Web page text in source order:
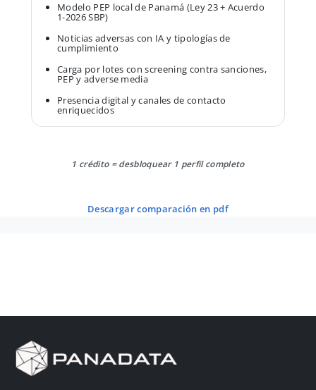
Modelo PEP local de Panamá (Ley 23 + Acuerdo
1-2026 SBP)
Noticias adversas con IA y tipologías de
cumplimiento
Carga por lotes con screening contra sanciones,
PEP y adverse media
Presencia digital y canales de contacto
enriquecidos
1 crédito = desbloquear 1 perfil completo
descargar comparación en pdf